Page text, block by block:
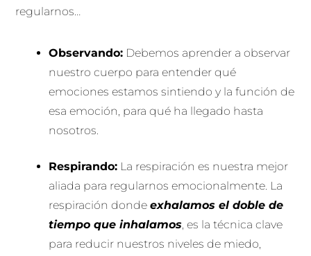
regularnos…
Observando: Debemos aprender a observar
nuestro cuerpo para entender qué
emociones estamos sintiendo y la función de
esa emoción, para qué ha llegado hasta
nosotros.
Respirando: La respiración es nuestra mejor
aliada para regularnos emocionalmente. La
respiración dondeexhalamos el doble de
tiempo que inhalamos, es la técnica clave
para reducir nuestros niveles de miedo,